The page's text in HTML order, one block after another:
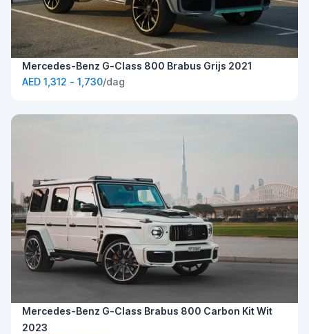
Mercedes-Benz G-Class 800 Brabus Grijs 2021
AED 1,312 - 1,730/dag
Mercedes-Benz G-Class Brabus 800 Carbon Kit Wit
2023